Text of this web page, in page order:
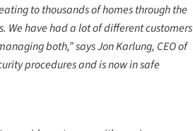
to thousands of homes through the
We have had a lot of different customers
both,” says Jon Karlung, CEO of
procedures and is now in safe